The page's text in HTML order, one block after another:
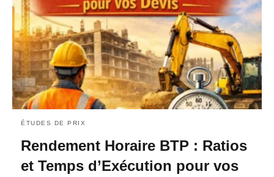
ÉTUDES DE PRIX
Rendement Horaire BTP : Ratios
et Temps d’Exécution pour vos